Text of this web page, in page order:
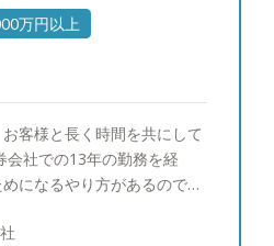
万円以上
お客様と長く時間を共にして
会社での13年の勤務を経
になるやり方があるのでは
ィス115）を設立いたしま